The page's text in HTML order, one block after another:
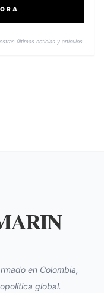
últimas noticias y artículos.
en Colombia,
global.